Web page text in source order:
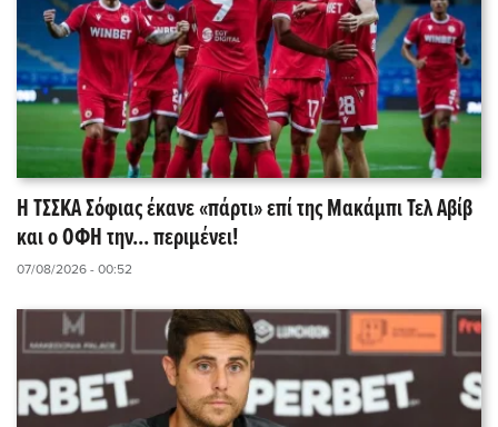
Η ΤΣΣΚΑ Σόφιας έκανε «πάρτι» επί της Μακάμπι Τελ Αβίβ
και ο ΟΦΗ την... περιμένει!
07/08/2026 - 00:52